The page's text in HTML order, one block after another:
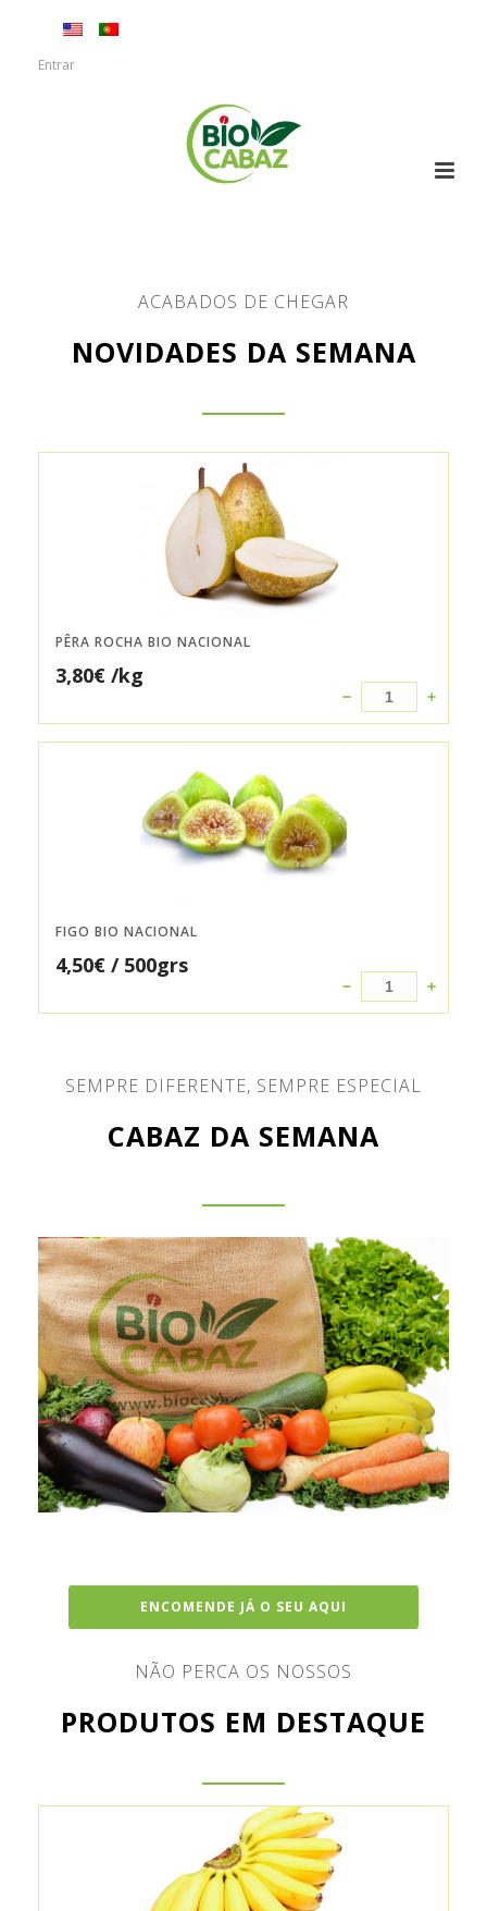
Entrar
ACABADOS DE CHEGAR
NOVIDADES DA SEMANA
PÊRA ROCHA BIO NACIONAL
3,80€ /kg
FIGO BIO NACIONAL
4,50€ / 500grs
SEMPRE DIFERENTE, SEMPRE ESPECIAL
CABAZ DA SEMANA
ENCOMENDE JÁ O SEU AQUI
NÃO PERCA OS NOSSOS
PRODUTOS EM DESTAQUE